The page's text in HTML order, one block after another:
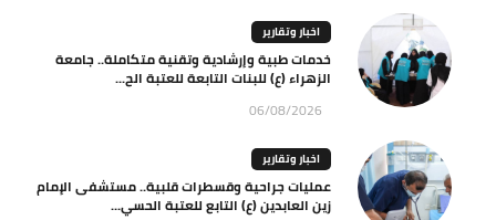
اخبار وتقارير
خدمات طبية وإرشادية وتقنية متكاملة.. جامعة
الزهراء (ع) للبنات التابعة للعتبة الح...
06/08/2026
اخبار وتقارير
عمليات جراحية وقسطرات قلبية.. مستشفى الإمام
زين العابدين (ع) التابع للعتبة الحسي...